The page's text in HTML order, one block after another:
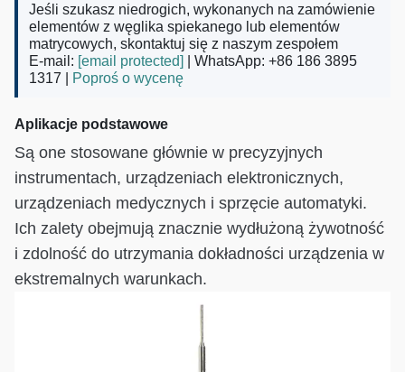
Jeśli szukasz niedrogich, wykonanych na zamówienie
elementów z węglika spiekanego lub elementów
matrycowych, skontaktuj się z naszym zespołem
E-mail: [email protected]
| WhatsApp: +86 186 3895
1317 |
Poproś o wycenę
Aplikacje podstawowe
Są one stosowane głównie w precyzyjnych
instrumentach, urządzeniach elektronicznych,
urządzeniach medycznych i sprzęcie automatyki.
Ich zalety obejmują znacznie wydłużoną żywotność
i zdolność do utrzymania dokładności urządzenia w
ekstremalnych warunkach.